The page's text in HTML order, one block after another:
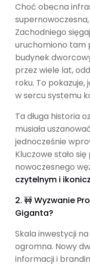
Choć obecna
Zachodniego
uruchomiono tam
budynek
przez wiele lat,
roku. To pokazuje,
w sercu systemu
Ta długa historia
musiała
jednocześnie
Kluczowe stało się
nowoczesnego
czytelnym i
2. 🚧 Wyzwanie
Giganta?
Skala inwestycji
ogromna. Nowy
informacji i